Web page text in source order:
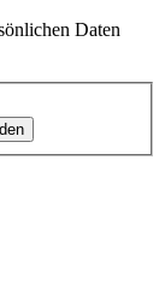
Daten